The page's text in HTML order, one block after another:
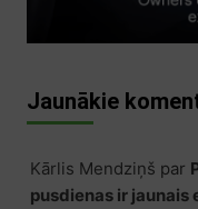
Jaunākie
Kārlis Mendziņš par
pusdienas ir